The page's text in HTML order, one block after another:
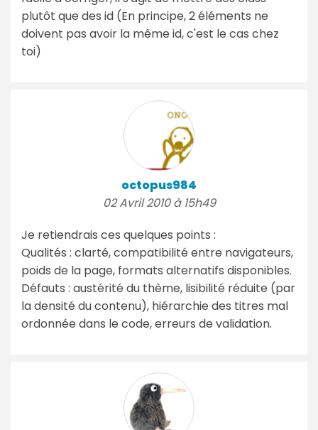
plutôt que des id (En principe, 2 éléments ne
doivent pas avoir la même id, c'est le cas chez
toi)
octopus984
02 Avril 2010 à 15h49
Je retiendrais ces quelques points :
Qualités : clarté, compatibilité entre navigateurs,
poids de la page, formats alternatifs disponibles.
Défauts : austérité du thème, lisibilité réduite (par
la densité du contenu), hiérarchie des titres mal
ordonnée dans le code, erreurs de validation.